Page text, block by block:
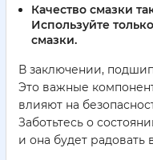
Качество смазки
Используйте
смазки.
В заключении,
Это важные
влияют на
Заботьтесь о
и она будет радовать